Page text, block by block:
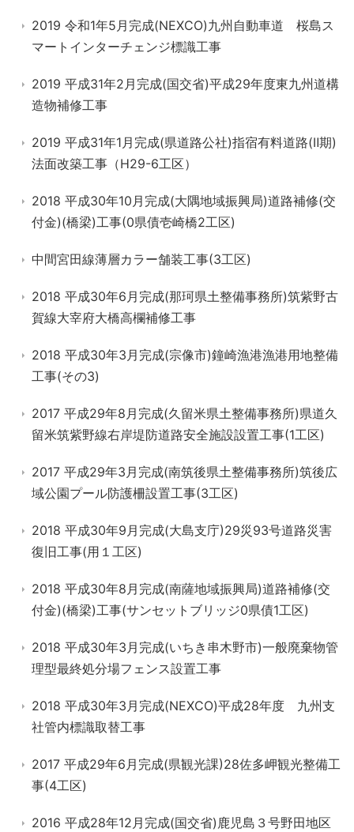
2019 令和1年5月完成(NEXCO)九州自動車道 桜島ス
マートインターチェンジ標識工事
2019 平成31年2月完成(国交省)平成29年度東九州道構
造物補修工事
2019 平成31年1月完成(県道路公社)指宿有料道路(Ⅱ期)
法面改築工事（H29-6工区）
2018 平成30年10月完成(大隅地域振興局)道路補修(交
付金)(橋梁)工事(0県債壱崎橋2工区)
中間宮田線薄層カラー舗装工事(3工区)
2018 平成30年6月完成(那珂県土整備事務所)筑紫野古
賀線大宰府大橋高欄補修工事
2018 平成30年3月完成(宗像市)鐘崎漁港漁港用地整備
工事(その3)
2017 平成29年8月完成(久留米県土整備事務所)県道久
留米筑紫野線右岸堤防道路安全施設設置工事(1工区)
2017 平成29年3月完成(南筑後県土整備事務所)筑後広
域公園プール防護柵設置工事(3工区)
2018 平成30年9月完成(大島支庁)29災93号道路災害
復旧工事(用１工区)
2018 平成30年8月完成(南薩地域振興局)道路補修(交
付金)(橋梁)工事(サンセットブリッジ0県債1工区)
2018 平成30年3月完成(いちき串木野市)一般廃棄物管
理型最終処分場フェンス設置工事
2018 平成30年3月完成(NEXCO)平成28年度 九州支
社管内標識取替工事
2017 平成29年6月完成(県観光課)28佐多岬観光整備工
事(4工区)
2016 平成28年12月完成(国交省)鹿児島３号野田地区